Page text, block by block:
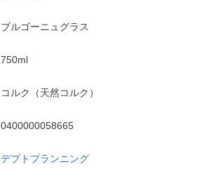
ブルゴーニュグラス
750ml
コルク（天然コルク）
0400000058665
デプトプランニング